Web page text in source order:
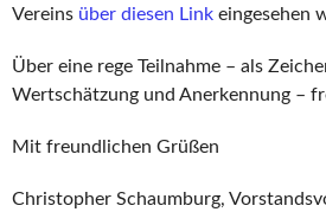
Vereins über diesen Link eingesehen
Über eine rege Teilnahme – als
Wertschätzung und Anerkennung –
Mit freundlichen Grüßen
Christopher Schaumburg,